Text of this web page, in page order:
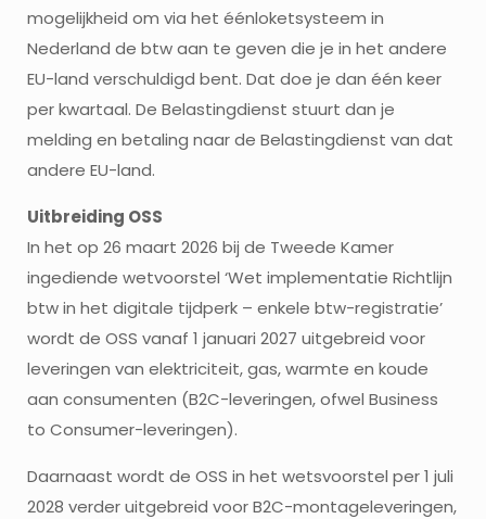
mogelijkheid om via het éénloketsysteem in
Nederland de btw aan te geven die je in het andere
EU-land verschuldigd bent. Dat doe je dan één keer
per kwartaal. De Belastingdienst stuurt dan je
melding en betaling naar de Belastingdienst van dat
andere EU-land.
Uitbreiding OSS
In het op 26 maart 2026 bij de Tweede Kamer
ingediende wetvoorstel ‘Wet implementatie Richtlijn
btw in het digitale tijdperk – enkele btw-registratie’
wordt de OSS vanaf 1 januari 2027 uitgebreid voor
leveringen van elektriciteit, gas, warmte en koude
aan consumenten (B2C-leveringen, ofwel Business
to Consumer-leveringen).
Daarnaast wordt de OSS in het wetsvoorstel per 1 juli
2028 verder uitgebreid voor B2C-montageleveringen,